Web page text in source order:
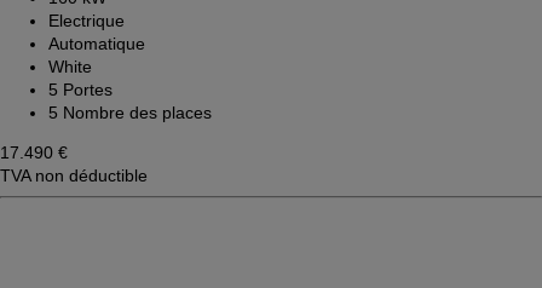
Electrique
Automatique
White
5 Portes
5 Nombre des places
17.490 €
TVA non déductible